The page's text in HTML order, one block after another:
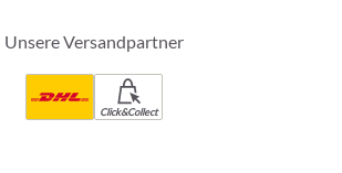
Unsere Versandpartner
Click&Collect